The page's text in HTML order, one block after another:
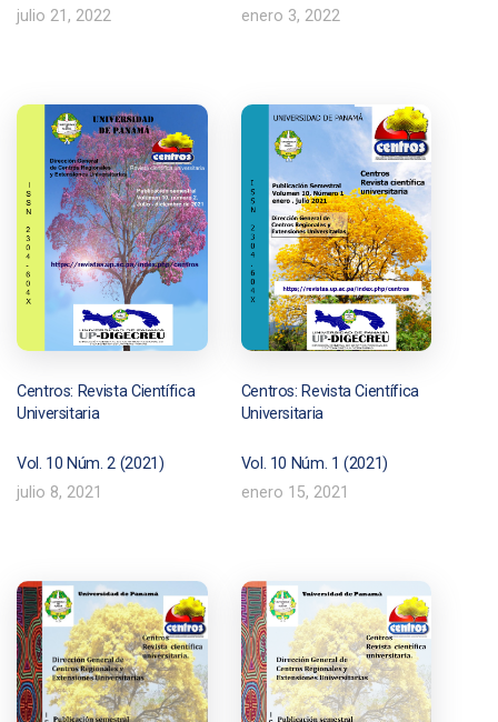
julio 21, 2022
enero 3, 2022
Centros: Revista Científica
Universitaria
Vol. 10 Núm. 2 (2021)
julio 8, 2021
Centros: Revista Científica
Universitaria
Vol. 10 Núm. 1 (2021)
enero 15, 2021